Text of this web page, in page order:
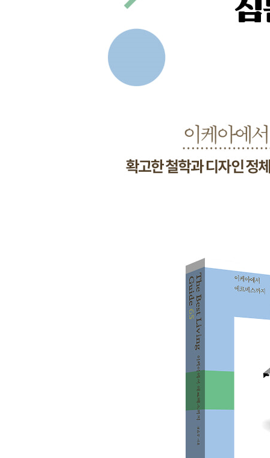
3 Interior Material 280
you & us 유앤어스 ━ 고급 인테리어 마감재의 토
Duomo Lighting 두오모 라이팅 ━ 세계적인 조명
윤현상재 ━ 독자적 아이덴티티의 건축 자재 304
EURO ceramic 유로세라믹 ━ 타일과 도기의 모든
Duomo Bagno 두오모 반요 ━ 고급 욕실 문화를 리
KAWAJUN 가와준 ━ 주문 제작형 일본 하드웨어
Dunn-Edwards 던-에드워드 ━ 친환경 페인트의 대
Hafele 헤펠레 ━ 집에 필요한 하드웨어의 모든 것
VINT gallery 빈트갤러리 ━ 가구 디자인 컬렉션의
Minimal Analogue 미니멀 아날로그 ━ 디지털 시대
One ordinary mansion 원오디너리맨션 ━ 대중적
PKM gallery PKM 갤러리 ━ 고요한 휴식 가운데
g·gallery 지갤러리 ━ 젊은 감각, 접근 가능한 예술
choeunsook art & lifestyle 조은숙 아트앤라이프